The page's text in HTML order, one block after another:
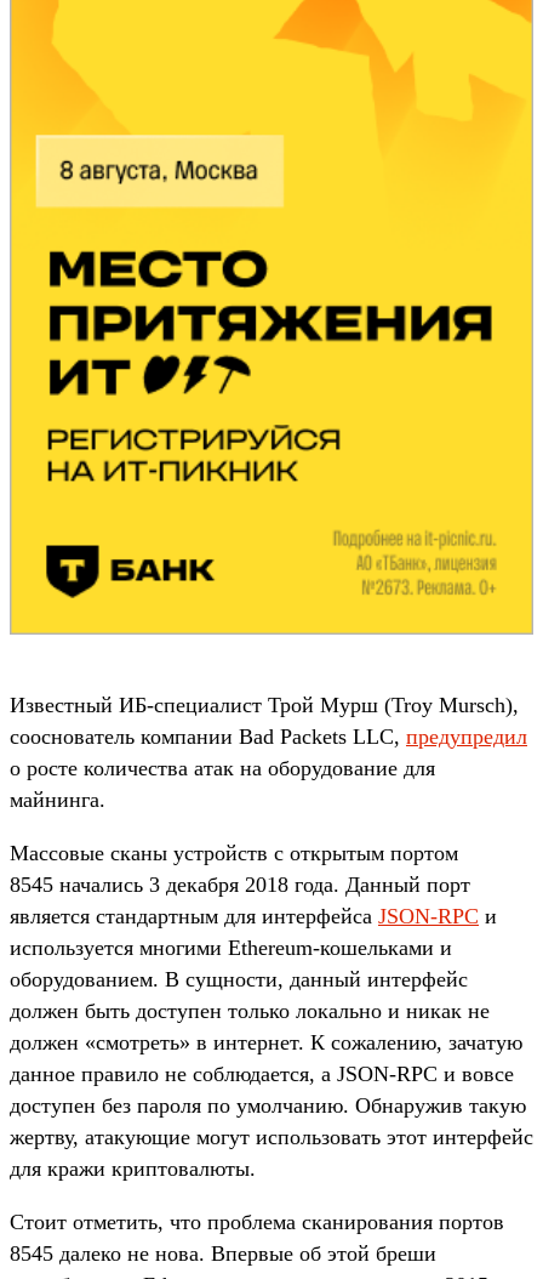
Известный ИБ-специалист Трой Мурш (Troy Mursch),
сооснователь компании Bad Packets LLC, предупредил
о росте количества атак на оборудование для
майнинга.
Массовые сканы устройств с открытым портом
8545 начались 3 декабря 2018 года. Данный порт
является стандартным для интерфейса JSON-RPC и
используется многими Ethereum-кошельками и
оборудованием. В сущности, данный интерфейс
должен быть доступен только локально и никак не
должен «смотреть» в интернет. К сожалению, зачатую
данное правило не соблюдается, а JSON-RPC и вовсе
доступен без пароля по умолчанию. Обнаружив такую
жертву, атакующие могут использовать этот интерфейс
для кражи криптовалюты.
Стоит отметить, что проблема сканирования портов
8545 далеко не нова. Впервые об этой бреши